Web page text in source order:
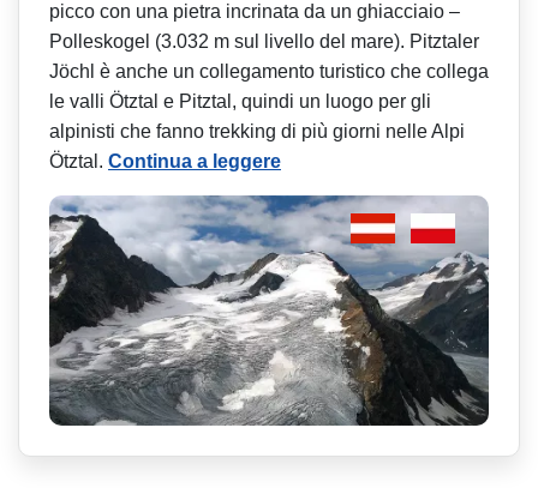
picco con una pietra incrinata da un ghiacciaio –
Polleskogel (3.032 m sul livello del mare). Pitztaler
Jöchl è anche un collegamento turistico che collega
le valli Ötztal e Pitztal, quindi un luogo per gli
alpinisti che fanno trekking di più giorni nelle Alpi
Ötztal. Continua a leggere